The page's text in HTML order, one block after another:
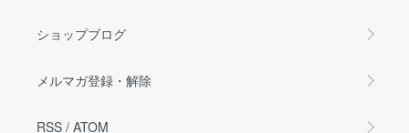
ショップブログ
メルマガ登録・解除
RSS / ATOM